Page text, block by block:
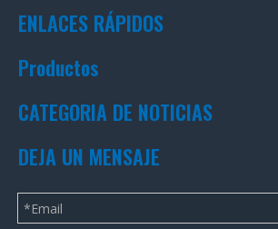
ENLACES RÁPIDOS
Productos
CATEGORIA DE NOTICIAS
DEJA UN MENSAJE